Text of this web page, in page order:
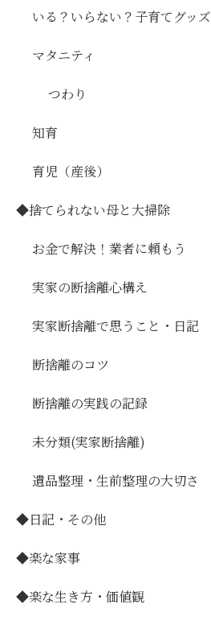
いる？いらない？子育てグッズ
マタニティ
つわり
知育
育児（産後）
◆捨てられない母と大掃除
お金で解決！業者に頼もう
実家の断捨離心構え
実家断捨離で思うこと・日記
断捨離のコツ
断捨離の実践の記録
未分類(実家断捨離)
遺品整理・生前整理の大切さ
◆日記・その他
◆楽な家事
◆楽な生き方・価値観